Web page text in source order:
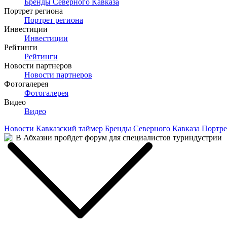
Бренды Северного Кавказа
Портрет региона
Портрет региона
Инвестиции
Инвестиции
Рейтинги
Рейтинги
Новости партнеров
Новости партнеров
Фотогалерея
Фотогалерея
Видео
Видео
Новости Кавказский таймер Бренды Северного Кавказа